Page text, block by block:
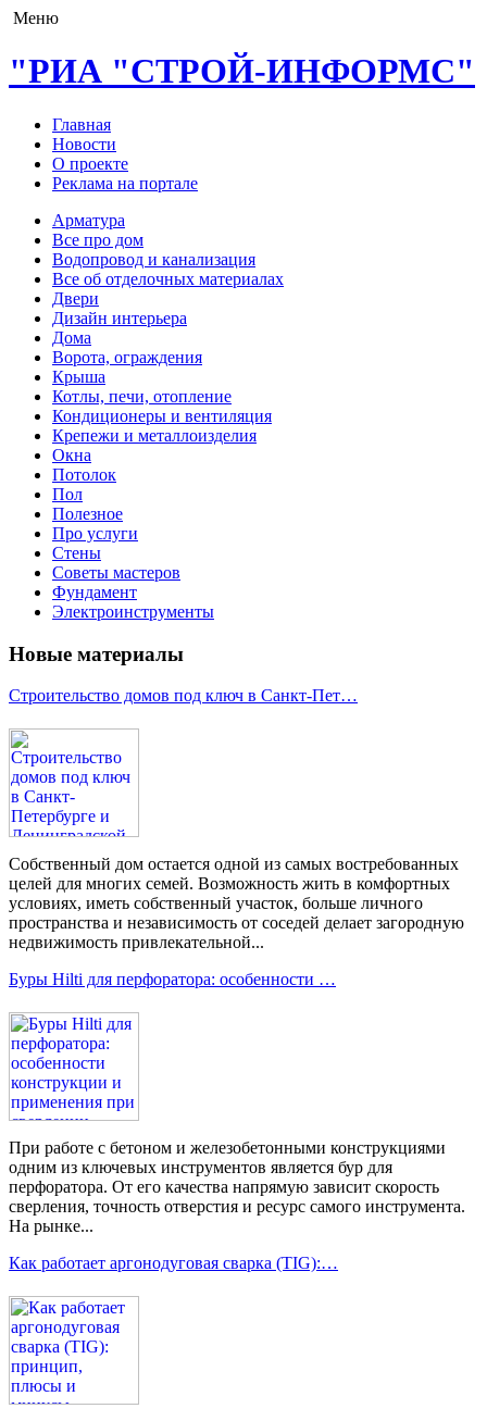
Меню
"РИА "СТРОЙ-ИНФОРМС"
Главная
Новости
О проекте
Реклама на портале
Арматура
Все про дом
Водопровод и канализация
Все об отделочных материалах
Двери
Дизайн интерьера
Дома
Ворота, ограждения
Крыша
Котлы, печи, отопление
Кондиционеры и вентиляция
Крепежи и металлоизделия
Окна
Потолок
Пол
Полезное
Про услуги
Стены
Советы мастеров
Фундамент
Электроинструменты
Новые материалы
Строительство домов под ключ в Санкт-Пет…
Собственный дом остается одной из самых востребованных
целей для многих семей. Возможность жить в комфортных
условиях, иметь собственный участок, больше личного
пространства и независимость от соседей делает загородную
недвижимость привлекательной...
Буры Hilti для перфоратора: особенности …
При работе с бетоном и железобетонными конструкциями
одним из ключевых инструментов является бур для
перфоратора. От его качества напрямую зависит скорость
сверления, точность отверстия и ресурс самого инструмента.
На рынке...
Как работает аргонодуговая сварка (TIG):…